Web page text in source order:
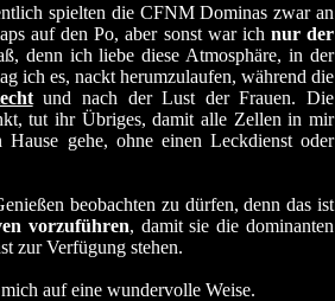
spielten die CFNM Dominas zwar an
auf den Po, aber sonst war ich nur der
denn ich liebe diese Atmosphäre, in der
ich es, nackt herumzulaufen, während die
und nach der Lust der Frauen. Die
tut ihr Übriges, damit alle Zellen in mir
gehe, ohne einen Leckdienst oder
beobachten zu dürfen, denn das ist
vorzuführen, damit sie die dominanten
zur Verfügung stehen.
auf eine wundervolle Weise.